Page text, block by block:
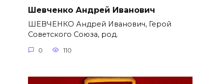
Шевченко Андрей Иванович
ШЕВЧЕНКО Андрей Иванович, Герой
Советского Союза, род.
0 110